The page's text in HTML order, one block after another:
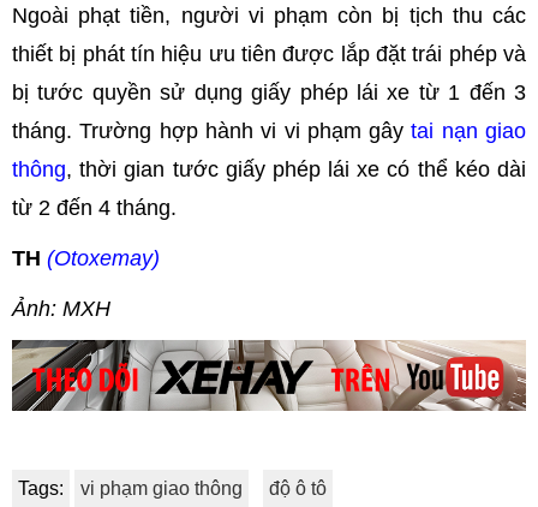
Ngoài phạt tiền, người vi phạm còn bị tịch thu các
thiết bị phát tín hiệu ưu tiên được lắp đặt trái phép và
bị tước quyền sử dụng giấy phép lái xe từ 1 đến 3
tháng. Trường hợp hành vi vi phạm gâytai nạn giao
thông, thời gian tước giấy phép lái xe có thể kéo dài
từ 2 đến 4 tháng.
TH (Otoxemay)
Ảnh: MXH
Tags: vi phạm giao thông độ ô tô